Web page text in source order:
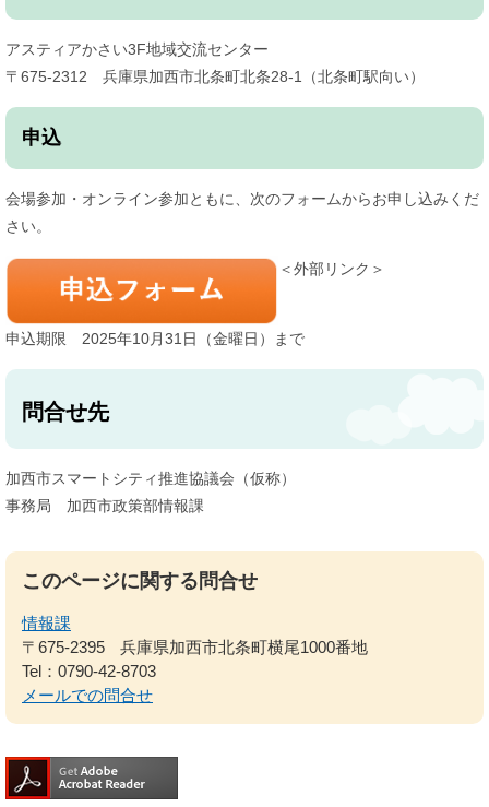
アスティアかさい3F地域交流センター
〒675-2312 兵庫県加西市北条町北条28-1（北条町駅向い）
申込
会場参加・オンライン参加ともに、次のフォームからお申し込みくだ
さい。
＜外部リンク＞
申込期限 2025年10月31日（金曜日）まで
問合せ先
加西市スマートシティ推進協議会（仮称）
事務局 加西市政策部情報課
このページに関する問合せ
情報課
〒675-2395
兵庫県加西市北条町横尾1000番地
Tel：0790-42-8703
メールでの問合せ